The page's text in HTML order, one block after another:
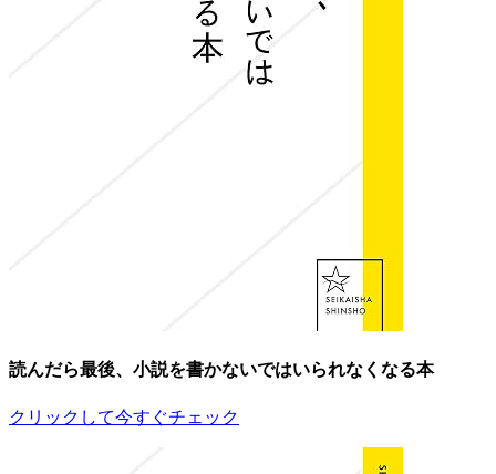
読んだら最後、小説を書かないではいられなくなる本
クリックして今すぐチェック